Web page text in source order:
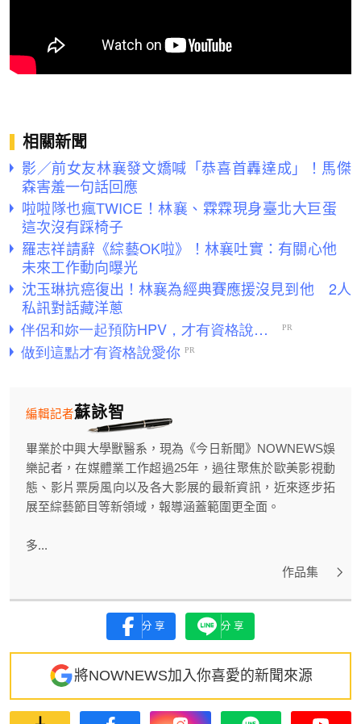
相關新聞
影／前女友林襄發文嬌喊「恭喜首轟達成」！馬傑
森害羞一句話回應
啦啦隊也瘋TWICE！林襄、霖霖現身臺北大巨蛋
這次沒有踩椅子
羅志祥請辭《綜藝OK啦》！林襄吐實：有關心他
未來工作動向曝光
沈玉琳抗癌復出！林襄為經典賽應援沒見到他 2人
私訊對話藏洋蔥
蘇詠智
編輯記者
畢業於中興大學獸醫系，現為《今日新聞》NOWNEWS娛
樂記者，在媒體業工作超過25年，過往聚焦於歐美影視動
態、影片票房風向以及各大影展的最新資訊，近來逐步拓
展至綜藝節目等新領域，報導涵蓋範圍更全面。
多...
作品集
分享 分享
將NOWNEWS加入你喜愛的新聞來源